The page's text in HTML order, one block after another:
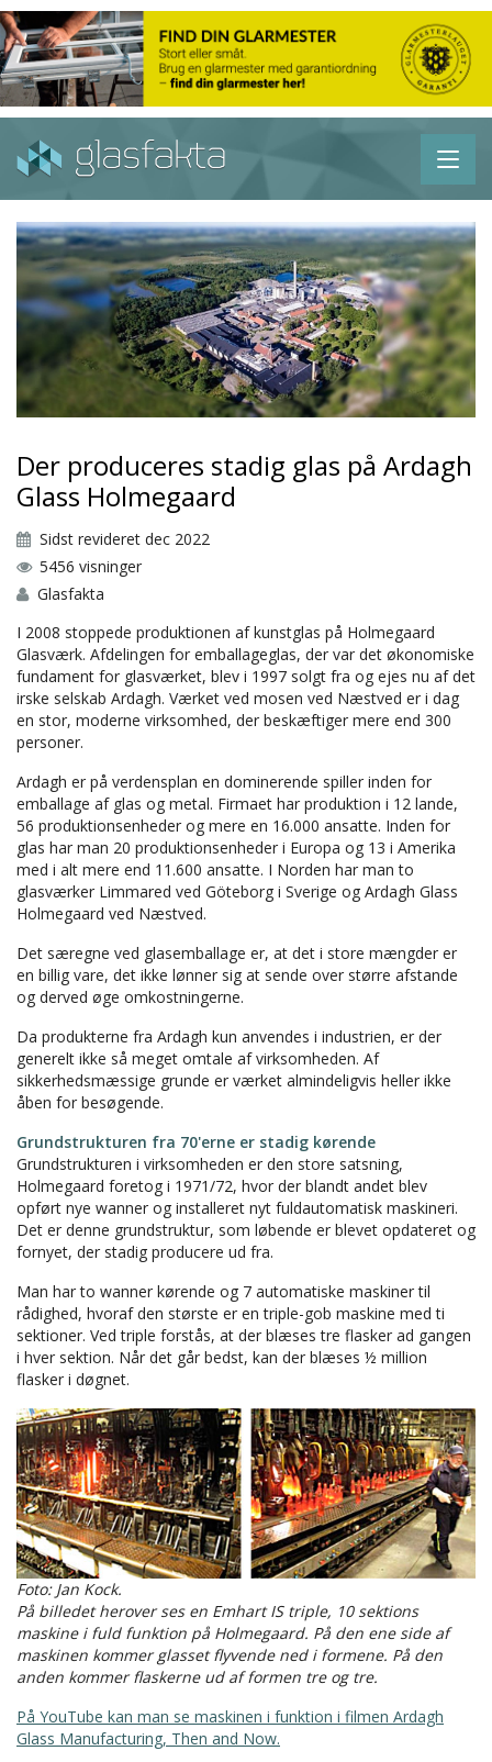
Der produceres stadig glas på Ardagh
Glass Holmegaard
Sidst revideret dec 2022
5456 visninger
Glasfakta
I 2008 stoppede produktionen af kunstglas på Holmegaard
Glasværk. Afdelingen for emballageglas, der var det økonomiske
fundament for glasværket, blev i 1997 solgt fra og ejes nu af det
irske selskab Ardagh. Værket ved mosen ved Næstved er i dag
en stor, moderne virksomhed, der beskæftiger mere end 300
personer.
Ardagh er på verdensplan en dominerende spiller inden for
emballage af glas og metal. Firmaet har produktion i 12 lande,
56 produktionsenheder og mere en 16.000 ansatte. Inden for
glas har man 20 produktionsenheder i Europa og 13 i Amerika
med i alt mere end 11.600 ansatte. I Norden har man to
glasværker Limmared ved Göteborg i Sverige og Ardagh Glass
Holmegaard ved Næstved.
Det særegne ved glasemballage er, at det i store mængder er
en billig vare, det ikke lønner sig at sende over større afstande
og derved øge omkostningerne.
Da produkterne fra Ardagh kun anvendes i industrien, er der
generelt ikke så meget omtale af virksomheden. Af
sikkerhedsmæssige grunde er værket almindeligvis heller ikke
åben for besøgende.
Grundstrukturen fra 70'erne er stadig kørende
Grundstrukturen i virksomheden er den store satsning,
Holmegaard foretog i 1971/72, hvor der blandt andet blev
opført nye wanner og installeret nyt fuldautomatisk maskineri.
Det er denne grundstruktur, som løbende er blevet opdateret og
fornyet, der stadig producere ud fra.
Man har to wanner kørende og 7 automatiske maskiner til
rådighed, hvoraf den største er en triple-gob maskine med ti
sektioner. Ved triple forstås, at der blæses tre flasker ad gangen
i hver sektion. Når det går bedst, kan der blæses ½ million
flasker i døgnet.
Foto: Jan Kock.
På billedet herover ses en Emhart IS triple, 10 sektions
maskine i fuld funktion på Holmegaard. På den ene side af
maskinen kommer glasset flyvende ned i formene. På den
anden kommer flaskerne ud af formen tre og tre.
På YouTube kan man se maskinen i funktion i filmen Ardagh
Glass Manufacturing, Then and Now.